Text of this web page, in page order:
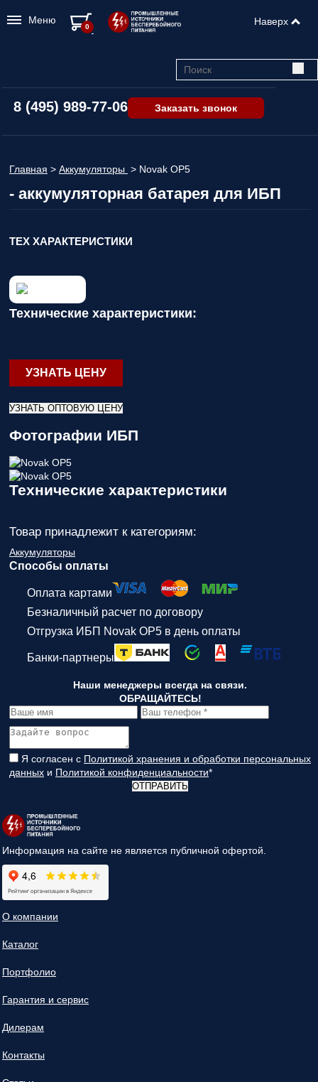
8 (495) 989-77-06 Заказать звонок
Главная > Аккумуляторы > Novak ОР5
- аккумуляторная батарея для ИБП
ТЕХ ХАРАКТЕРИСТИКИ
Технические характеристики:
УЗНАТЬ ЦЕНУ
УЗНАТЬ ОПТОВУЮ ЦЕНУ
Фотографии ИБП
Технические характеристики
Товар принадлежит к категориям:
Аккумуляторы
Способы оплаты
Оплата картами
Безналичный расчет по договору
Отгрузка ИБП Novak ОР5 в день оплаты
Банки-партнеры
Наши менеджеры всегда на связи.
ОБРАЩАЙТЕСЬ!
Я согласен с Политикой хранения и обработки персональных
данных и Политикой конфиденциальности*
ОТПРАВИТЬ
Информация на сайте не является публичной офертой.
О компании
Каталог
Портфолио
Гарантия и сервис
Дилерам
Контакты
Меню Наверх
0